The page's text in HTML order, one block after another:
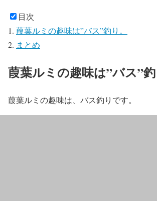
目次
葭葉ルミの趣味は”バス”釣り。
まとめ
葭葉ルミの趣味は”バス”釣
葭葉ルミの趣味は、バス釣りです。